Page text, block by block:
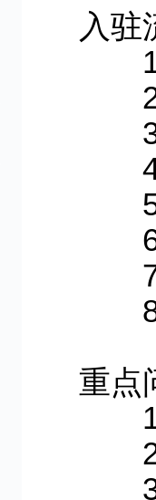
入驻
1
2
3
4
5
6
7
8
重点
1
2
3